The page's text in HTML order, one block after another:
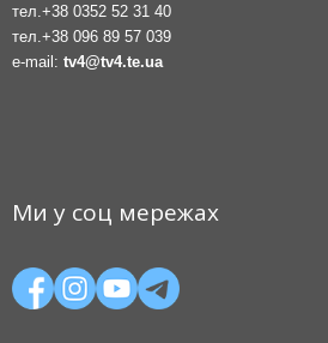
тел. +38 0352 52 31 40
тел. +38 096 89 57 039
e-mail: tv4@tv4.te.ua
Ми у соц мережах